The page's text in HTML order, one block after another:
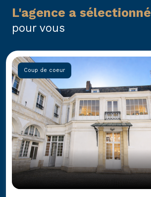
l'agence a sélectionné
pour vous
Coup de coeur